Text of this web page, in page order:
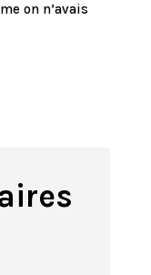
on n’avais